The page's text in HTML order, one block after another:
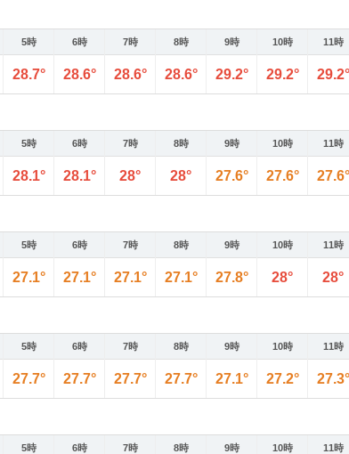
5時
28.7°
6時
28.6°
7時
28.6°
8時
28.6°
9時
29.2°
10時
29.2°
11時
29.2°
5時
28.1°
6時
28.1°
7時
28°
8時
28°
9時
27.6°
10時
27.6°
11時
27.6°
5時
27.1°
6時
27.1°
7時
27.1°
8時
27.1°
9時
27.8°
10時
28°
11時
28°
5時
27.7°
6時
27.7°
7時
27.7°
8時
27.7°
9時
27.1°
10時
27.2°
11時
27.3°
5時 6時 7時 8時 9時 10時 11時